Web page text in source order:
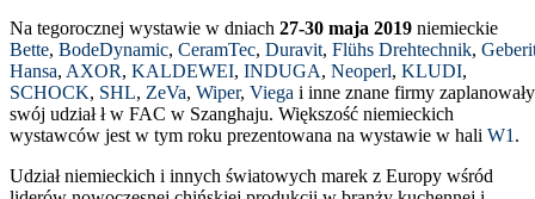
Na tegorocznej wystawie w dniach 27-30 maja 2019 niemieckie
Bette, BodeDynamic, CeramTec, Duravit, Flühs Drehtechnik,
Hansa, AXOR, KALDEWEI, INDUGA, Neoperl, KLUDI,
SCHOCK, SHL, ZeVa, Wiper, Viega i inne znane firmy zaplanowały
swój udział ł w FAC w Szanghaju. Większość niemieckich
wystawców jest w tym roku prezentowana na wystawie w hali W1 .
Udział niemieckich i innych światowych marek z Europy wśród